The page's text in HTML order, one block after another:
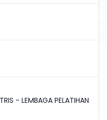
- LEMBAGA PELATIHAN